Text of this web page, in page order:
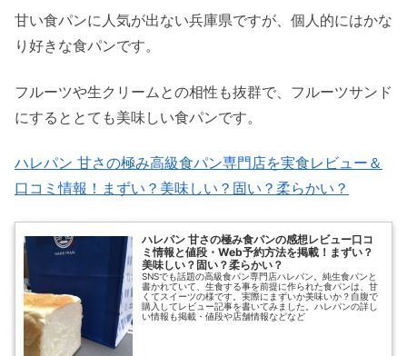
甘い食パンに人気が出ない兵庫県ですが、個人的にはかな
り好きな食パンです。
フルーツや生クリームとの相性も抜群で、フルーツサンド
にするととても美味しい食パンです。
ハレパン 甘さの極み高級食パン専門店を実食レビュー＆
口コミ情報！まずい？美味しい？固い？柔らかい？
ハレパン 甘さの極み食パンの感想レビュー口コ
ミ情報と値段・Web予約方法を掲載！まずい？
美味しい？固い？柔らかい？
SNSでも話題の高級食パン専門店ハレパン。純生食パンと
書かれていて、生食する事を前提に作られた食パンは、甘
くてスイーツの様です。実際にまずいか美味いか？自腹で
購入してレビュー記事を書いてみました。ハレパンの詳し
い情報も掲載・値段や店舗情報などなど